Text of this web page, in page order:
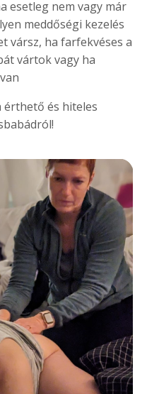
esetleg nem vagy már
meddőségi kezelés
vársz, ha farfekvéses a
vártok vagy ha
érthető és hiteles